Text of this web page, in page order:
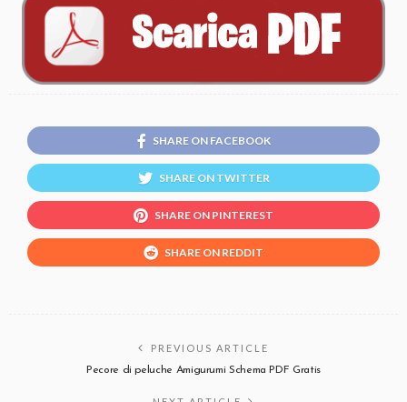
SHARE ON FACEBOOK
SHARE ON TWITTER
SHARE ON PINTEREST
SHARE ON REDDIT
PREVIOUS ARTICLE
Pecore di peluche Amigurumi Schema PDF Gratis